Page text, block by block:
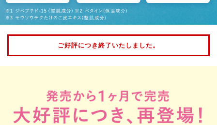
ご好評につき終了いたしました。